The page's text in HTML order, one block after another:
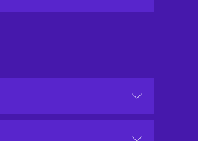
option remains locked.